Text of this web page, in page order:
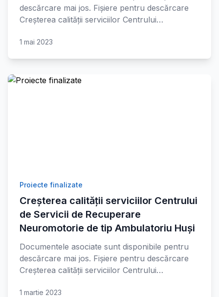
descărcare mai jos. Fișiere pentru descărcare
Creșterea calității serviciilor Centrului…
1 mai 2023
Proiecte finalizate
Creșterea calității serviciilor Centrului
de Servicii de Recuperare
Neuromotorie de tip Ambulatoriu Huși
Documentele asociate sunt disponibile pentru
descărcare mai jos. Fișiere pentru descărcare
Creșterea calității serviciilor Centrului…
1 martie 2023